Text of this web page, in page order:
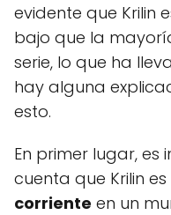
evidente que Krilin
bajo que la
serie, lo que ha
hay alguna
esto.
En primer lugar,
cuenta que Krilin es
corriente en un